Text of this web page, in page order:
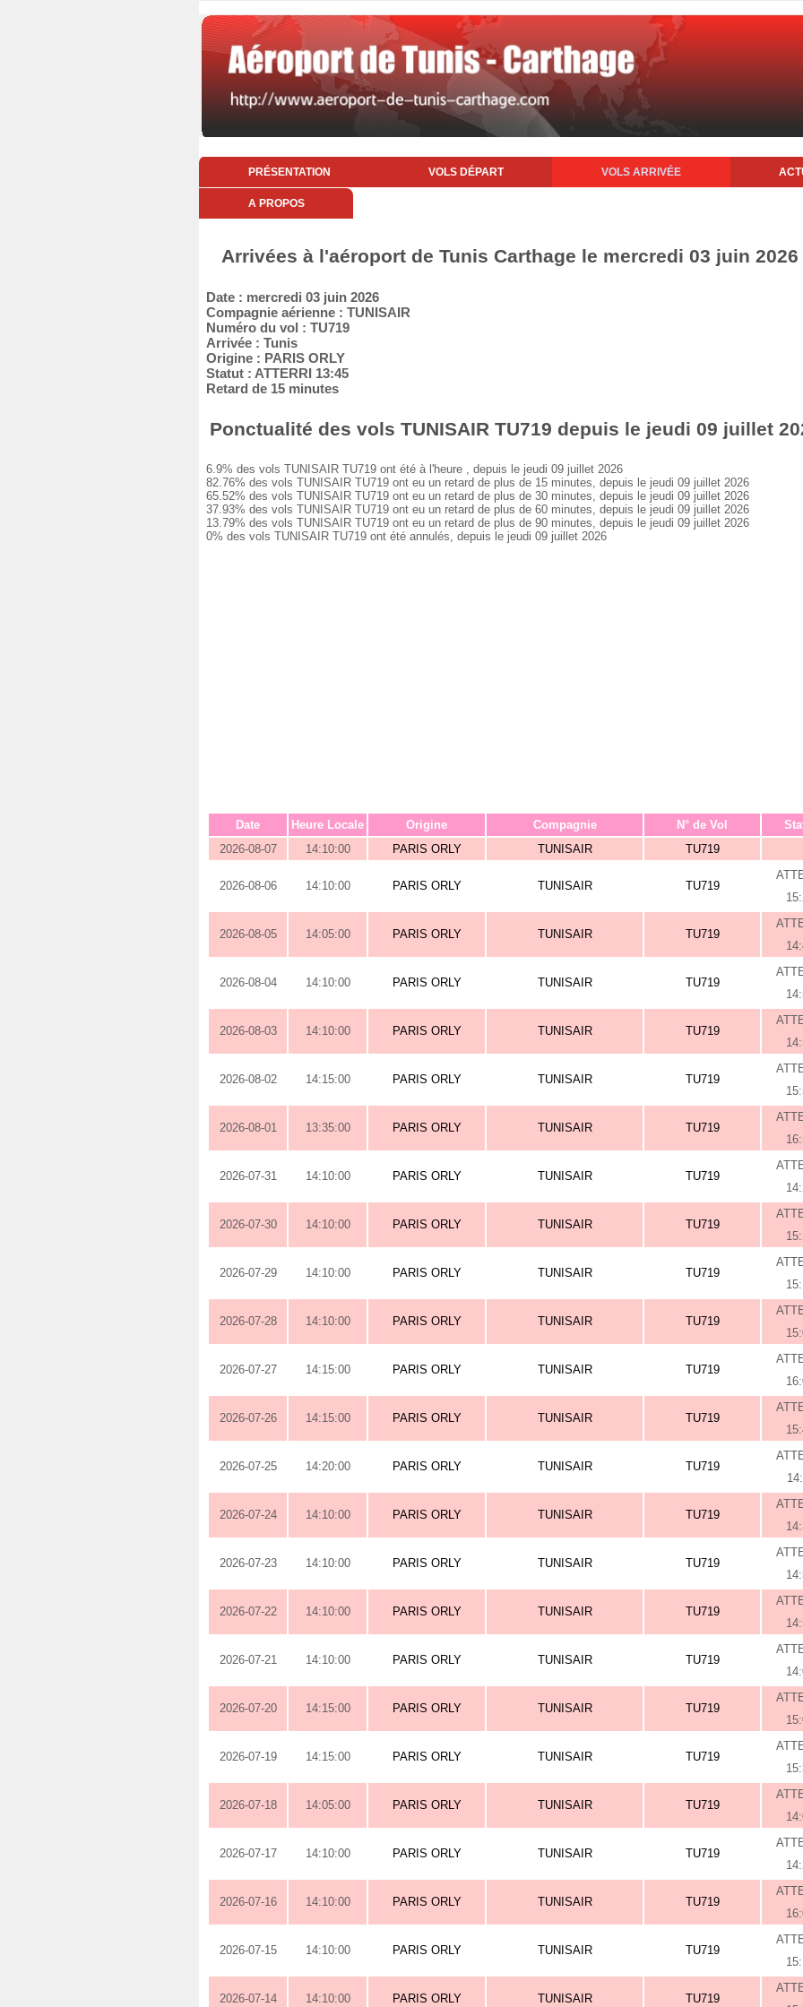
PRÉSENTATION VOLS DÉPART VOLS ARRIVÉE
A PROPOS
Arrivées à l'aéroport de Tunis Carthage le mercredi 03 juin 2026
Date : mercredi 03 juin 2026
Compagnie aérienne : TUNISAIR
Numéro du vol : TU719
Arrivée : Tunis
Origine : PARIS ORLY
Statut : ATTERRI 13:45
Retard de 15 minutes
Ponctualité des vols TUNISAIR TU719 depuis le jeudi 09 juillet
6.9% des vols TUNISAIR TU719 ont été à l'heure , depuis le jeudi 09 juillet 2026
82.76% des vols TUNISAIR TU719 ont eu un retard de plus de 15 minutes, depuis le jeudi 09 juillet 2026
65.52% des vols TUNISAIR TU719 ont eu un retard de plus de 30 minutes, depuis le jeudi 09 juillet 2026
37.93% des vols TUNISAIR TU719 ont eu un retard de plus de 60 minutes, depuis le jeudi 09 juillet 2026
13.79% des vols TUNISAIR TU719 ont eu un retard de plus de 90 minutes, depuis le jeudi 09 juillet 2026
0% des vols TUNISAIR TU719 ont été annulés, depuis le jeudi 09 juillet 2026
Date Heure Locale Origine Compagnie N° de Vol
2026-08-07
14:10:00 PARIS ORLY TUNISAIR TU719
2026-08-06 14:10:00 PARIS ORLY TUNISAIR TU719
2026-08-05 14:05:00 PARIS ORLY TUNISAIR TU719
2026-08-04 14:10:00 PARIS ORLY TUNISAIR TU719
2026-08-03 14:10:00 PARIS ORLY TUNISAIR TU719
2026-08-02 14:15:00 PARIS ORLY TUNISAIR TU719
2026-08-01 13:35:00 PARIS ORLY TUNISAIR TU719
2026-07-31 14:10:00 PARIS ORLY TUNISAIR TU719
2026-07-30 14:10:00 PARIS ORLY TUNISAIR TU719
2026-07-29 14:10:00 PARIS ORLY TUNISAIR TU719
2026-07-28 14:10:00 PARIS ORLY TUNISAIR TU719
2026-07-27 14:15:00 PARIS ORLY TUNISAIR TU719
2026-07-26 14:15:00 PARIS ORLY TUNISAIR TU719
2026-07-25 14:20:00 PARIS ORLY TUNISAIR TU719
2026-07-24 14:10:00 PARIS ORLY TUNISAIR TU719
2026-07-23 14:10:00 PARIS ORLY TUNISAIR TU719
2026-07-22 14:10:00 PARIS ORLY TUNISAIR TU719
2026-07-21 14:10:00 PARIS ORLY TUNISAIR TU719
2026-07-20 14:15:00 PARIS ORLY TUNISAIR TU719
2026-07-19 14:15:00 PARIS ORLY TUNISAIR TU719
2026-07-18 14:05:00 PARIS ORLY TUNISAIR TU719
2026-07-17 14:10:00 PARIS ORLY TUNISAIR TU719
2026-07-16 14:10:00 PARIS ORLY TUNISAIR TU719
2026-07-15 14:10:00 PARIS ORLY TUNISAIR TU719
2026-07-14 14:10:00 PARIS ORLY TUNISAIR TU719